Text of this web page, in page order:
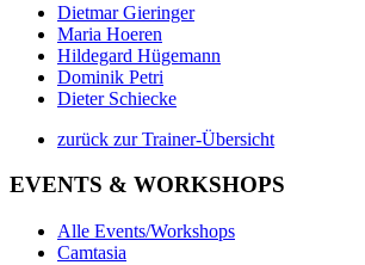
Dietmar Gieringer
Maria Hoeren
Hildegard Hügemann
Dominik Petri
Dieter Schiecke
zurück zur Trainer-Übersicht
EVENTS & WORKSHOPS
Alle Events/Workshops
Camtasia